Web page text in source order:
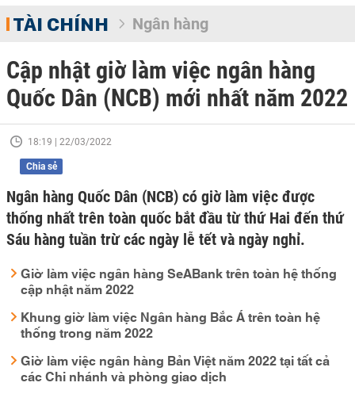
TÀI CHÍNH Ngân hàng
Cập nhật giờ làm việc ngân hàng
Quốc Dân (NCB) mới nhất năm 2022
18:19 | 22/03/2022
Chia sẻ
Ngân hàng Quốc Dân (NCB) có giờ làm việc được
thống nhất trên toàn quốc bắt đầu từ thứ Hai đến thứ
Sáu hàng tuần trừ các ngày lễ tết và ngày nghỉ.
Giờ làm việc ngân hàng SeABank trên toàn hệ thống
cập nhật năm 2022
Khung giờ làm việc Ngân hàng Bắc Á trên toàn hệ
thống trong năm 2022
Giờ làm việc ngân hàng Bản Việt năm 2022 tại tất cả
các Chi nhánh và phòng giao dịch